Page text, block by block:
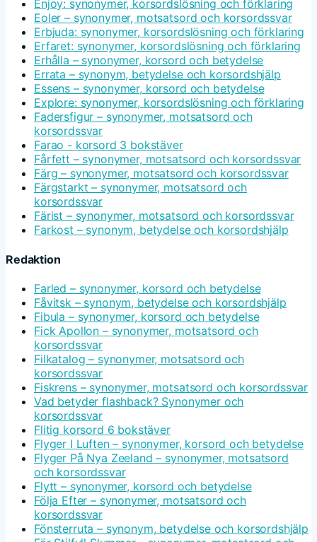
Enjoy: synonymer, korsordslösning och förklaring
Eoler – synonymer, motsatsord och korsordssvar
Erbjuda: synonymer, korsordslösning och förklaring
Erfaret: synonymer, korsordslösning och förklaring
Erhålla – synonymer, korsord och betydelse
Errata – synonym, betydelse och korsordshjälp
Essens – synonymer, korsord och betydelse
Explore: synonymer, korsordslösning och förklaring
Fadersfigur – synonymer, motsatsord och
korsordssvar
Farao - korsord 3 bokstäver
Fårfett – synonymer, motsatsord och korsordssvar
Färg – synonymer, motsatsord och korsordssvar
Färgstarkt – synonymer, motsatsord och
korsordssvar
Färist – synonymer, motsatsord och korsordssvar
Farkost – synonym, betydelse och korsordshjälp
Redaktion
Farled – synonymer, korsord och betydelse
Fåvitsk – synonym, betydelse och korsordshjälp
Fibula – synonymer, korsord och betydelse
Fick Apollon – synonymer, motsatsord och
korsordssvar
Filkatalog – synonymer, motsatsord och
korsordssvar
Fiskrens – synonymer, motsatsord och korsordssvar
Vad betyder flashback? Synonymer och
korsordssvar
Flitig korsord 6 bokstäver
Flyger I Luften – synonymer, korsord och betydelse
Flyger På Nya Zeeland – synonymer, motsatsord
och korsordssvar
Flytt – synonymer, korsord och betydelse
Följa Efter – synonymer, motsatsord och
korsordssvar
Fönsterruta – synonym, betydelse och korsordshjälp